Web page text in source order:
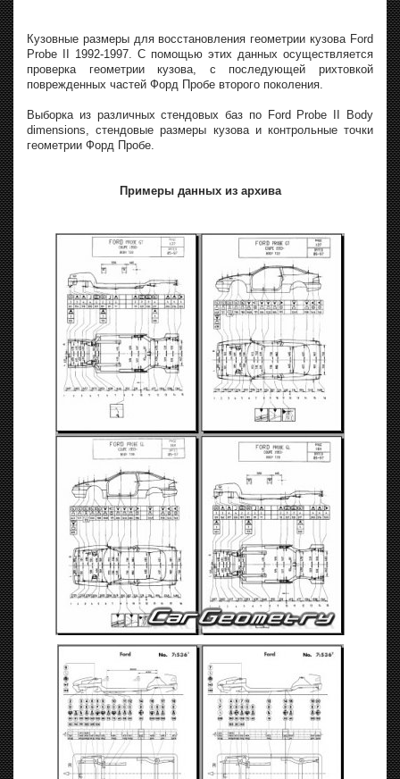
Кузовные размеры для восстановления геометрии кузова Ford
Probe II 1992-1997. С помощью этих данных осуществляется
проверка геометрии кузова, с последующей рихтовкой
поврежденных частей Форд Пробе второго поколения.
Выборка из различных стендовых баз по Ford Probe II Body
dimensions, стендовые размеры кузова и контрольные точки
геометрии Форд Пробе.
Примеры данных из архива